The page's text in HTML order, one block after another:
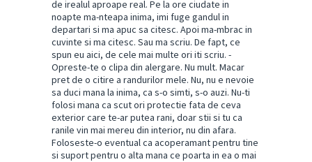
de irealul aproape real. Pe la ore ciudate in
noapte ma-nteapa inima, imi fuge gandul in
departari si ma apuc sa citesc. Apoi ma-mbrac in
cuvinte si ma citesc. Sau ma scriu. De fapt, ce
spun eu aici, de cele mai multe ori iti scriu. -
Opreste-te o clipa din alergare. Nu mult. Macar
pret de o citire a randurilor mele. Nu, nu e nevoie
sa duci mana la inima, ca s-o simti, s-o auzi. Nu-ti
folosi mana ca scut ori protectie fata de ceva
exterior care te-ar putea rani, doar stii si tu ca
ranile vin mai mereu din interior, nu din afara.
Foloseste-o eventual ca acoperamant pentru tine
si suport pentru o alta mana ce poarta in ea o mai